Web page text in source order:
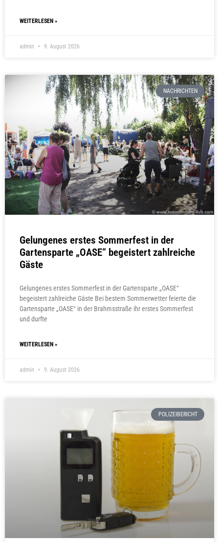
WEITERLESEN »
admin 9. August 2026
NACHRICHTEN
Gelungenes erstes Sommerfest in der
Gartensparte „OASE“ begeistert zahlreiche
Gäste
Gelungenes erstes Sommerfest in der Gartensparte „OASE“
begeistert zahlreiche Gäste Bei bestem Sommerwetter feierte die
Gartensparte „OASE“ in der Brahmsstraße ihr erstes Sommerfest
und durfte
WEITERLESEN »
admin 9. August 2026
POLIZEIBERICHT